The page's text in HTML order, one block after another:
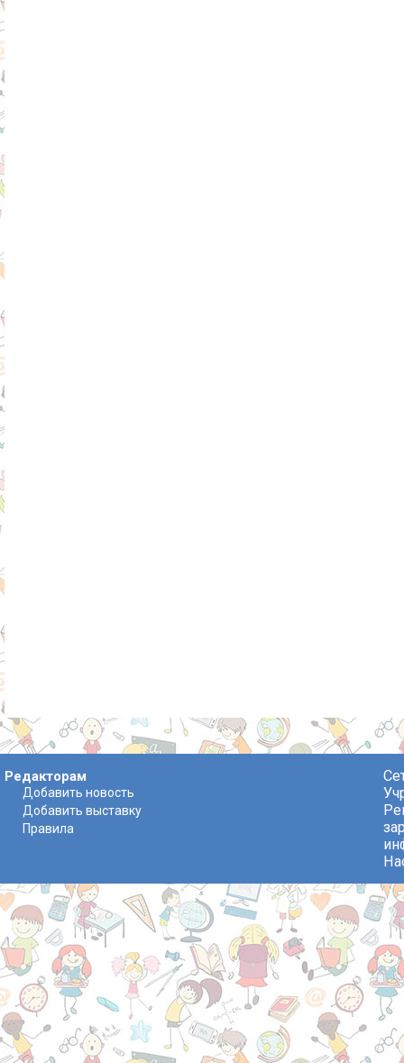
Редакторам
Добавить новость
Добавить выставку
Правила